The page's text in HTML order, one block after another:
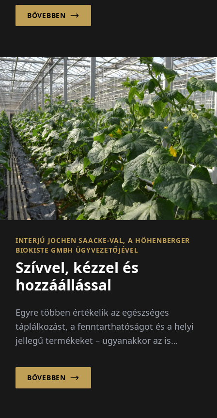
Egyre...
BŐVEBBEN
INTERJÚ JOCHEN SAACKE-VAL, A HÖHENBERGER
BIOKISTE GMBH ÜGYVEZETŐJÉVEL
Szívvel, kézzel és
hozzáállással
Egyre többen értékelik az egészséges
táplálkozást, a fenntarthatóságot és a helyi
jellegű termékeket – ugyanakkor az is
legyen. A bioládák öt...
BŐVEBBEN